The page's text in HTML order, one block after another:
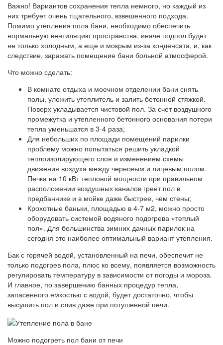
Важно! Вариантов сохранения тепла немного, но каждый из
них требует очень тщательного, взвешенного подхода.
Помимо утепления пола бани, необходимо обеспечить
нормальную вентиляцию пространства, иначе подпол будет
не только холодным, а еще и мокрым из-за конденсата, и, как
следствие, заражать помещение бани больной атмосферой.
Что можно сделать:
В комнате отдыха и моечном отделении бани снять
полы, уложить утеплитель и залить бетонной стяжкой.
Поверх укладывается чистовой пол. За счет воздушного
промежутка и утепленного бетонного основания потери
тепла уменьшатся в 3-4 раза;
Для небольших по площади помещений парилки
проблему можно попытаться решить укладкой
теплоизолирующего слоя и изменением схемы
движения воздуха между черновым и лицевым полом.
Печка на 10 кВт тепловой мощности при правильном
расположении воздушных каналов греет пол в
предбаннике и в мойке даже быстрее, чем стены;
Крохотные баньки, площадью в 4-7 м2, можно просто
оборудовать системой водяного подогрева «теплый
пол». Для большинства зимних дачных парилок на
сегодня это наиболее оптимальный вариант утепления.
Бак с горячей водой, установленный на печи, обеспечит не
только подогрев пола, плюс ко всему, появляется возможность
регулировать температуру в зависимости от погоды и мороза.
И главное, по завершению банных процедур тепла,
запасенного емкостью с водой, будет достаточно, чтобы
высушить пол и слив даже при потушенной печи.
Можно подогреть пол бани от печи